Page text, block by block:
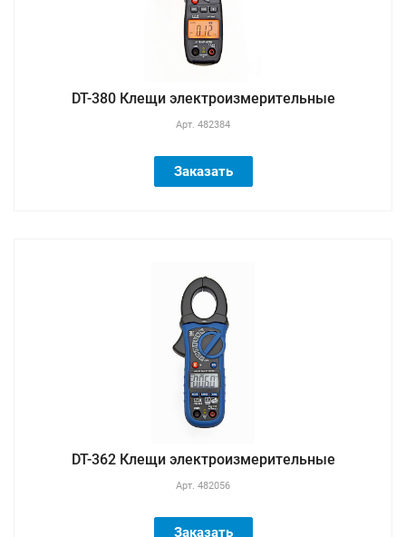
DT-380 Клещи электроизмерительные
Арт. 482384
Заказать
DT-362 Клещи электроизмерительные
Арт. 482056
Заказать